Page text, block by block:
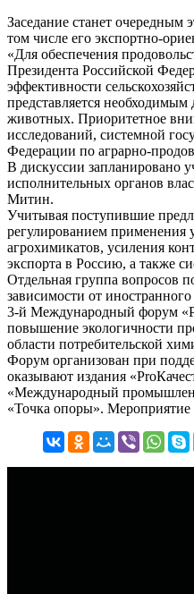
Заседание станет очередным
том числе его экспортно-
«Для обеспечения
Президента Российской
эффективности
представляется
животных. Приоритетное
исследований, системной
Федерации по аграрно-
В дискуссии запланировано
исполнительных органов
Митин.
Учитывая поступившие
регулированием применения
агрохимикатов, усиления
экспорта в Россию, а также
Отдельная группа вопросов
зависимости от
3-й Международный форум
повышение экологичности
области потребительской
Форум организован при
оказывают издания
«Международный
«Точка опоры». Мероприятие